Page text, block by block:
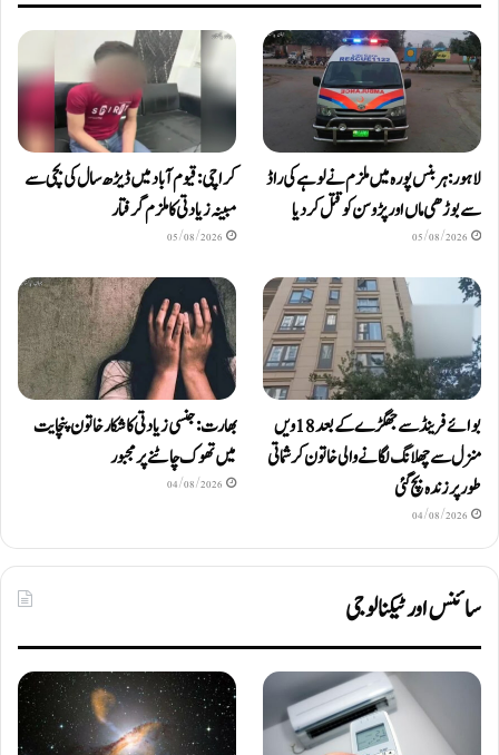
لاہور: ہربنس پورہ میں ملزم نے لوہے کی راڈ
سے بوڑھی ماں اور پڑوسن کو قتل کر دیا
05/08/2026
کراچی: قیوم آباد میں ڈیڑھ سال کی بچی سے
مبینہ زیادتی کا ملزم گرفتار
05/08/2026
بوائے فرینڈ سے جھگڑے کے بعد 18 ویں
منزل سے چھلانگ لگانے والی خاتون کرشماتی
طور پر زندہ بچ گئی
04/08/2026
بھارت: جنسی زیادتی کا شکار خاتون پنچایت
میں تھوک چاٹنے پر مجبور
04/08/2026
سائنس اور ٹیکنالوجی